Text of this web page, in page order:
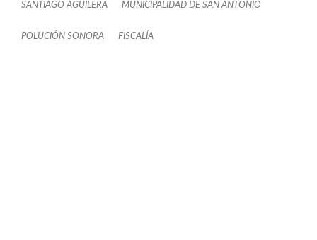
SANTIAGO AGUILERA MUNICIPALIDAD DE SAN ANTONIO
POLUCIÓN SONORA FISCALÍA